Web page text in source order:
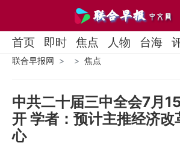
首页 即时 焦点 人物 台海
联合早报网 焦点
中共二十届三中全会7月
开 学者：预计主推经济改
心